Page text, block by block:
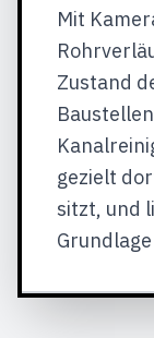
Mit
Zustand
gezielt
sitzt, und